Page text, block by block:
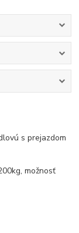
s prejazdom
možnosť